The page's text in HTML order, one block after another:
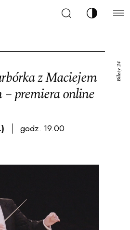
Szukaj Zmień
z Maciejem
– premiera online
godz. 19.00
Bilety 24